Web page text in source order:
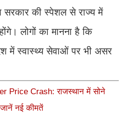
सरकार की स्पेशल से राज्य में
लोगों का मानना है कि
में स्वास्थ्य सेवाओं पर भी असर
Price Crash: राजस्थान में सोने
नई कीमतें